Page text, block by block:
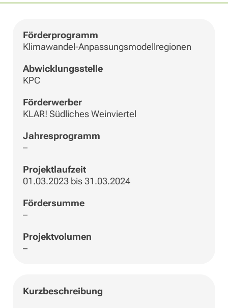
Förderprogramm
Klimawandel-Anpassungsmodellregionen
Abwicklungsstelle
KPC
Förderwerber
KLAR! Südliches Weinviertel
Jahresprogramm
–
Projektlaufzeit
01.03.2023 bis 31.03.2024
Fördersumme
–
Projektvolumen
–
Kurzbeschreibung